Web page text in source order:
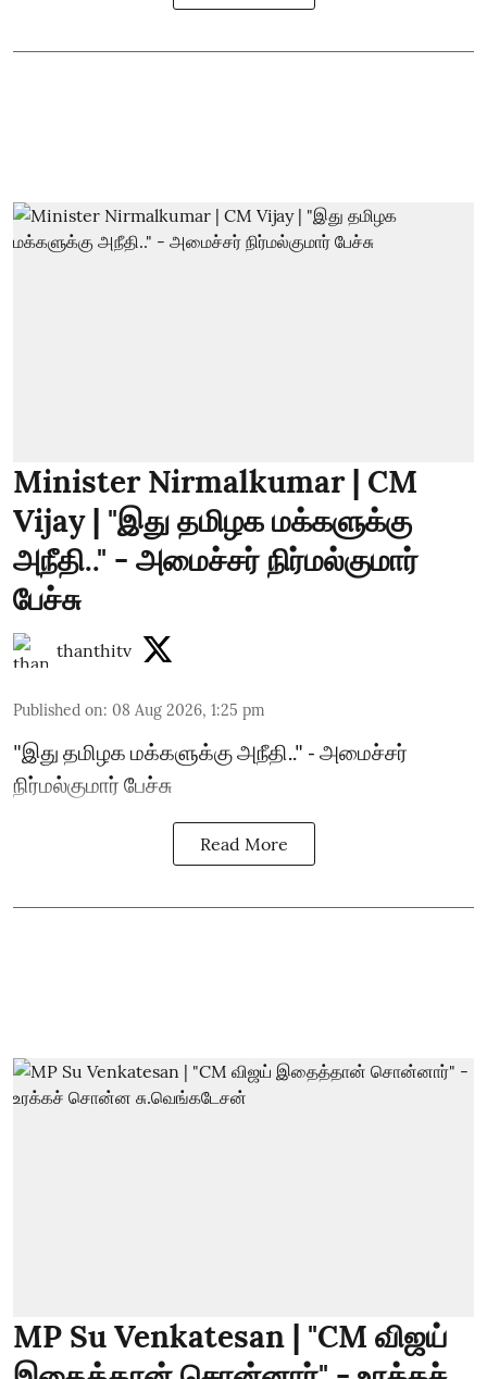
Minister Nirmalkumar | CM
Vijay | "இது தமிழக மக்களுக்கு
அநீதி.." - அமைச்சர் நிர்மல்குமார்
பேச்சு
thanthitv
Published on: 08 Aug 2026, 1:25 pm
"இது தமிழக மக்களுக்கு அநீதி.." - அமைச்சர்
நிர்மல்குமார் பேச்சு
Read More
MP Su Venkatesan | "CM விஜய்